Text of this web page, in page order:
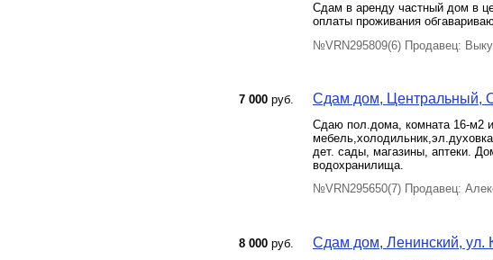
Сдам в аренду частный дом в
оплаты проживания
№VRN295809(6) Продавец:
7 000 руб. Сдам дом, Центральный,
Сдаю пол.дома, комната 16-м2
дет. сады, магазины, аптеки.
водохранилища.
№VRN295650(7) Продавец:
8 000 руб. Сдам дом, Ленинский, ул.